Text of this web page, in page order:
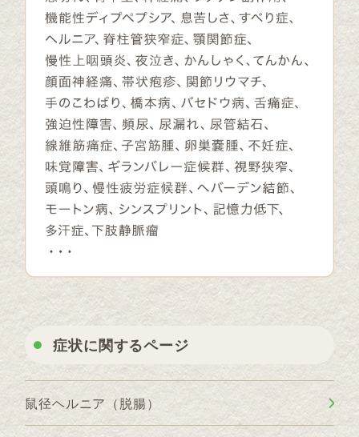
症状に関するページ
鼠径ヘルニア（脱腸）